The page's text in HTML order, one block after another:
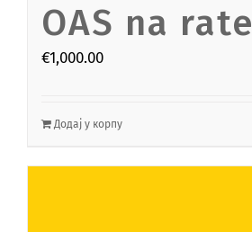
OAS na rate
€1,000.00
Додај у корпу